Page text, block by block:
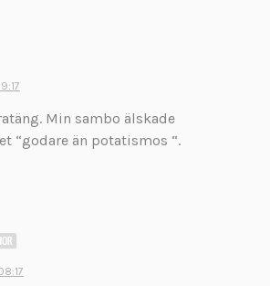
Min sambo älskade
“godare än potatismos “.